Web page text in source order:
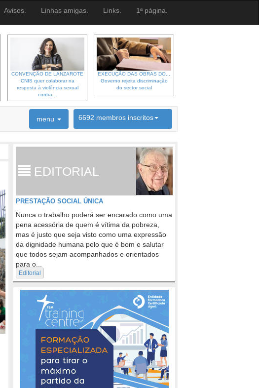
Avisos. Linhas amigas. Links. 1ª página.
CONVENÇÃO DE LANZAROTE
CNIS quer colaborar na
resposta à violência sexual
contra...
EXECUÇÃO DAS OBRAS DO...
Governo rejeita discriminação
do sector social
menu
6692 membros inscritos
EDITORIAL
PRESTAÇÃO SOCIAL ÚNICA
Nunca o trabalho poderá ser encarado como uma
pena acessória de quem é vítima da pobreza,
mas é justo que seja visto como uma expressão
da dignidade humana pelo que é bom e salutar
que todos sejam acompanhados e orientados
para o...
Editorial